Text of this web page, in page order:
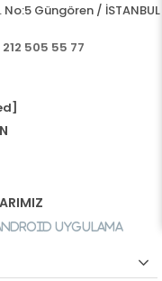
Güngören / İSTANBUL
505 55 77
Uygulama